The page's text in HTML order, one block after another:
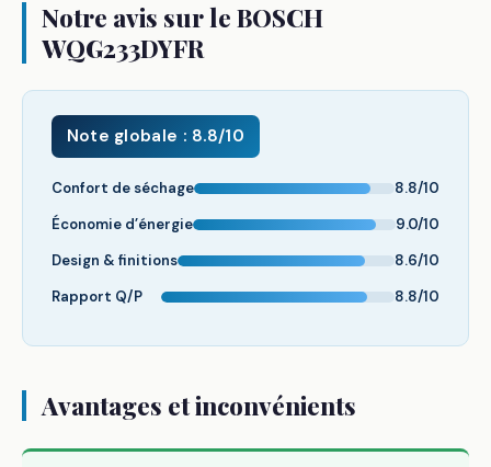
Notre avis sur le BOSCH
WQG233DYFR
Note globale : 8.8/10
Confort de séchage
8.8/10
Économie d’énergie
9.0/10
Design & finitions
8.6/10
Rapport Q/P
8.8/10
Avantages et inconvénients